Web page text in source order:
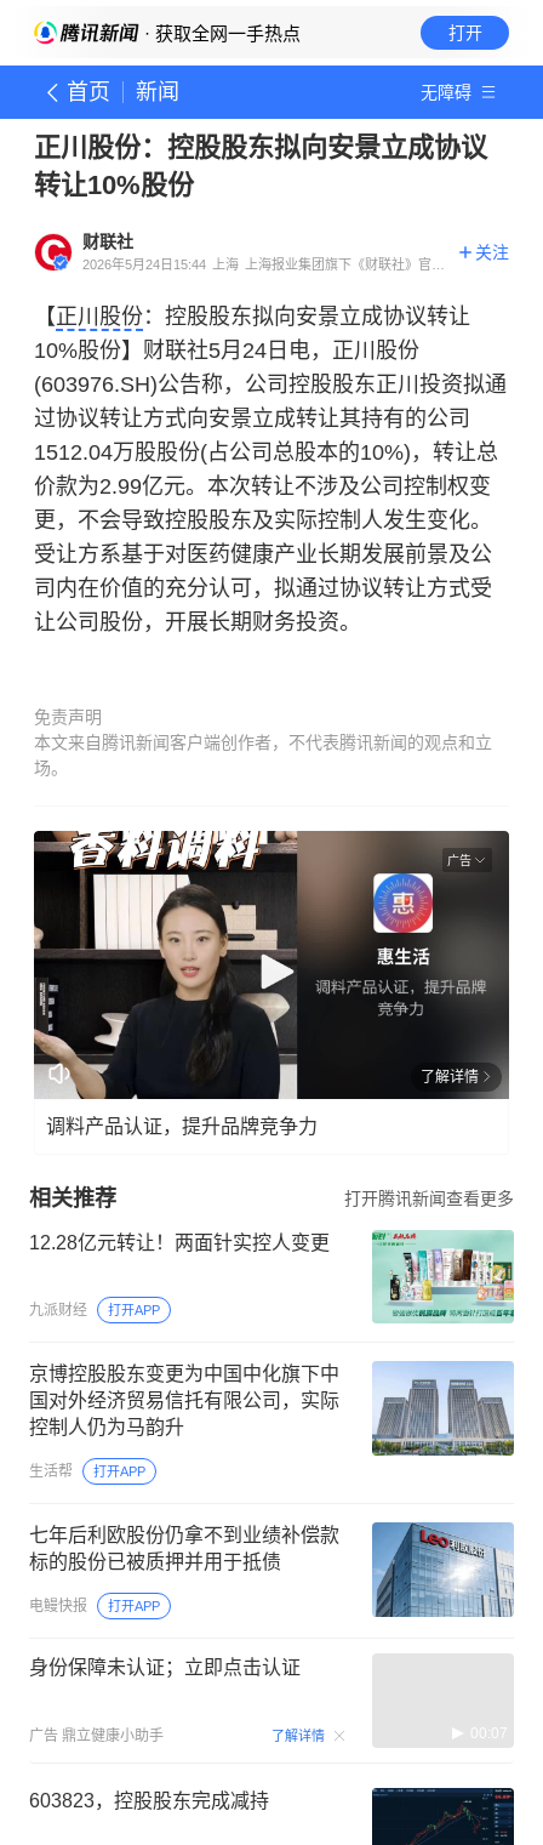
· 获取全网一手热点 打开
首页 新闻 无障碍
正川股份：控股股东拟向安景立成协议
转让10%股份
财联社
2026年5月24日15:44 上海
上海报业集团旗下《财联社》官方
关注
【正川股份：控股股东拟向安景立成协议转让
10%股份】财联社5月24日电，正川股份
(603976.SH)公告称，公司控股股东正川投资拟通
过协议转让方式向安景立成转让其持有的公司
1512.04万股股份(占公司总股本的10%)，转让总
价款为2.99亿元。本次转让不涉及公司控制权变
更，不会导致控股股东及实际控制人发生变化。
受让方系基于对医药健康产业长期发展前景及公
司内在价值的充分认可，拟通过协议转让方式受
让公司股份，开展长期财务投资。
免责声明
本文来自腾讯新闻客户端创作者，不代表腾讯新闻的观点和立
场。
广告
了解详情
调料产品认证，提升品牌竞争力
相关推荐 打开腾讯新闻查看更多
12.28亿元转让！两面针实控人变更
九派财经 打开APP
京博控股股东变更为中国中化旗下中
国对外经济贸易信托有限公司，实际
控制人仍为马韵升
生活帮 打开APP
七年后利欧股份仍拿不到业绩补偿款
标的股份已被质押并用于抵债
电鳗快报 打开APP
身份保障未认证；立即点击认证
广告 鼎立健康小助手 了解详情 00:07
603823，控股股东完成减持